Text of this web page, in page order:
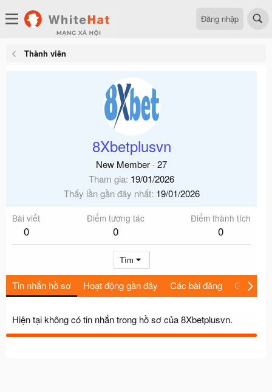
Đăng nhập
Thành viên
8Xbetplusvn
New Member · 27
Tham gia 19/01/2026
Thấy lần gần đây nhất 19/01/2026
Bài viết
0
Điểm tương tác
0
Điểm thành tích
0
Tìm
Tin nhắn hồ sơ Hoạt động gần đây Các bài đăng Giới thiệu
Hiện tại không có tin nhắn trong hồ sơ của 8Xbetplusvn.